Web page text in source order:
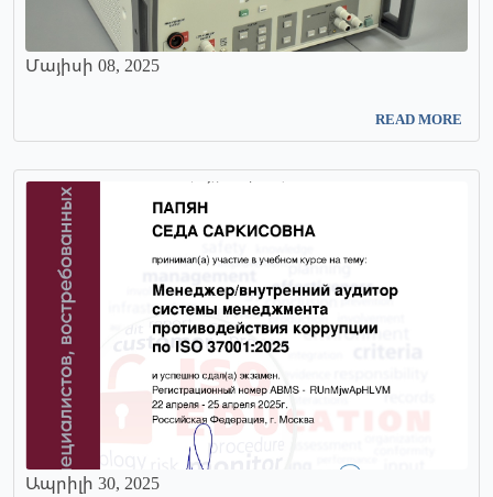
Մայիսի 08, 2025
READ MORE
Ապրիլի 30, 2025